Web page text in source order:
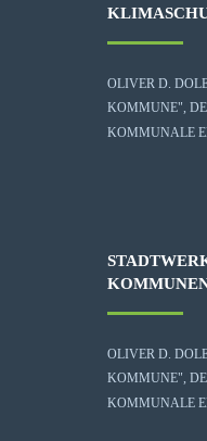
OLIVER D.
KOMMUNE",
KOMMUNALE
OLIVER D.
KOMMUNE",
KOMMUNALE